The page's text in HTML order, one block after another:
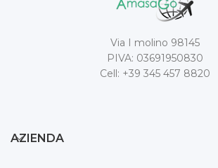
Via I molino 98145
PIVA: 03691950830
Cell: +39 345 457 8820
AZIENDA